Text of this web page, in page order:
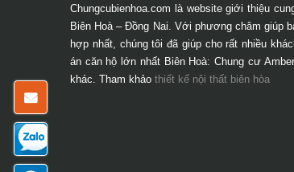
Chungcubienhoa.com là website giới thiệu
Biên Hoà – Đồng Nai. Với phương châm giúp
hợp nhất, chúng tôi đã giúp cho rất nhiều
án căn hộ lớn nhất Biên Hoà: Chung cư
khác. Tham khảo thiết kế nội thất biên hòa